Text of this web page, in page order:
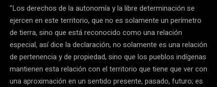
“Los derechos de la autonomía y la libre determinación se
ejercen en este territorio, que no es solamente un perímetro
de tierra, sino que está reconocido como una relación
especial, así dice la declaración, no solamente es una relación
de pertenencia y de propiedad, sino que los pueblos indígenas
mantienen esta relación con el territorio que tiene que ver con
una aproximación en un sentido presente, pasado, futuro; es